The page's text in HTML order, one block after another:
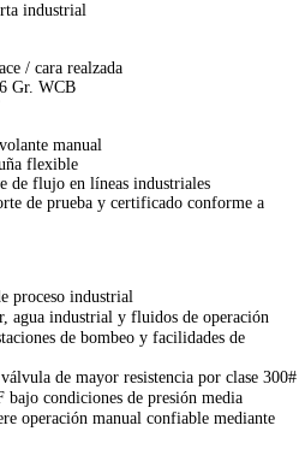
industrial
/ cara realzada
Gr. WCB
manual
flexible
de flujo en líneas industriales
de prueba y certificado conforme a
proceso industrial
agua industrial y fluidos de operación
de bombeo y facilidades de
de mayor resistencia por clase 300#
condiciones de presión media
operación manual confiable mediante